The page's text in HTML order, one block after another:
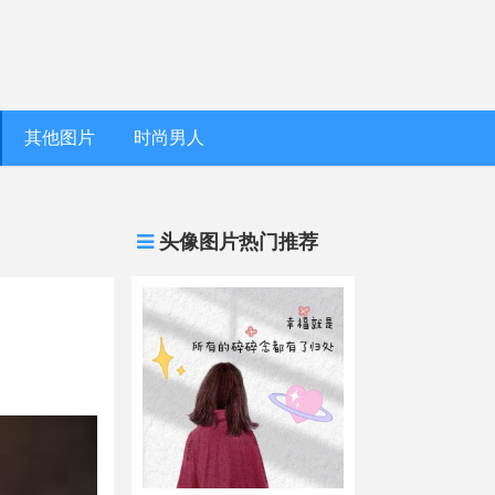
其他图片 时尚男人
头像图片热门推荐